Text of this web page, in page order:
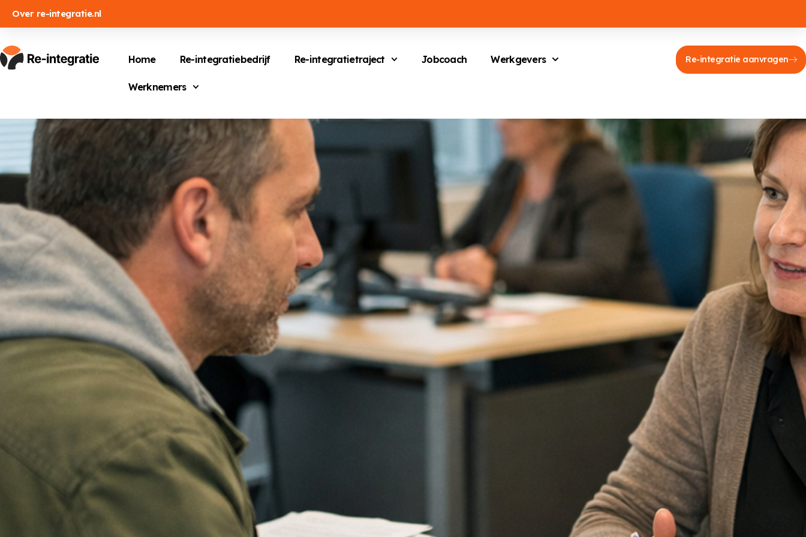
Over re-integratie.nl
Home Re-integratiebedrijf Re-integratietraject Jobcoach Werkgevers
Werknemers
Re-integratie aanvragen